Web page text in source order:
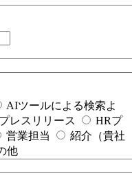
AIツールによる検索よ
プレスリリース
HRプ
営業担当
紹介（貴社
他